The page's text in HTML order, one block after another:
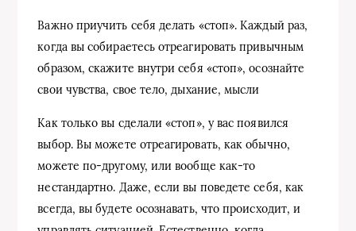
Важно приучить себя делать «стоп». Каждый раз,
когда вы собираетесь отреагировать привычным
образом, скажите внутри себя «стоп», осознайте
свои чувства, свое тело, дыхание, мысли
Как только вы сделали «стоп», у вас появился
выбор. Вы можете отреагировать, как обычно,
можете по-другому, или вообще как-то
нестандартно. Даже, если вы поведете себя, как
всегда, вы будете осознавать, что происходит, и